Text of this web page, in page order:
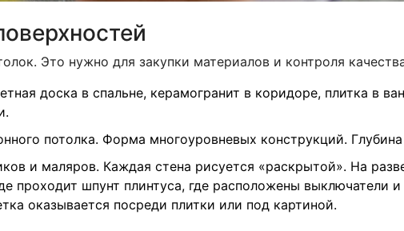
Это нужно для закупки материалов и контроля
доска в спальне, керамогранит в коридоре, плитка в
потолка. Форма многоуровневых конструкций.
и маляров. Каждая стена рисуется «раскрытой». На
проходит шпунт плинтуса, где расположены выключатели
оказывается посреди плитки или под картиной.